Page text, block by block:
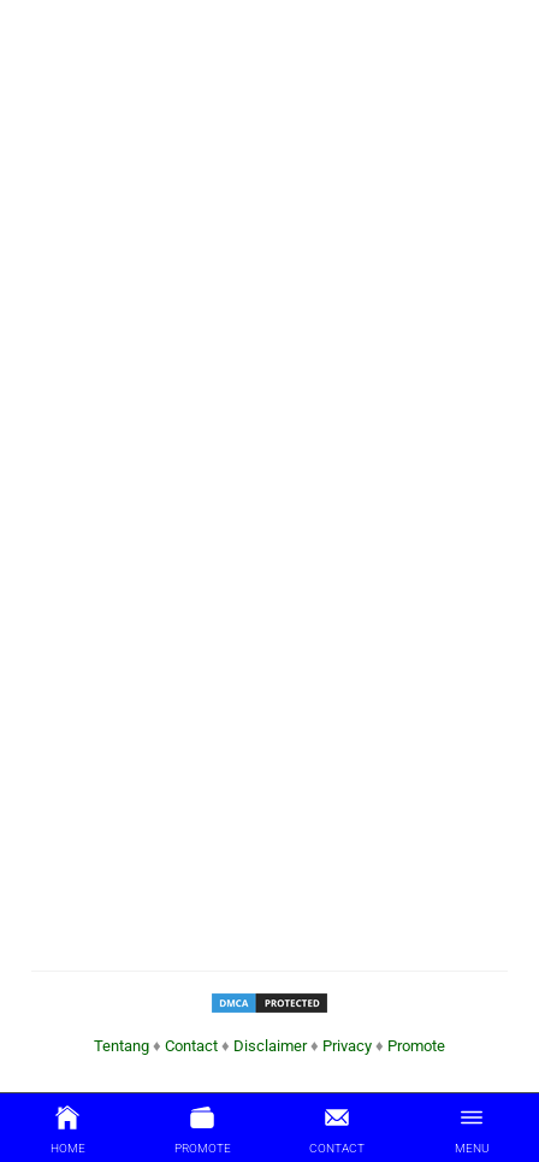
Tentang ♦ Contact ♦ Disclaimer♦ Privacy ♦ Promote
HOME PROMOTE CONTACT MENU